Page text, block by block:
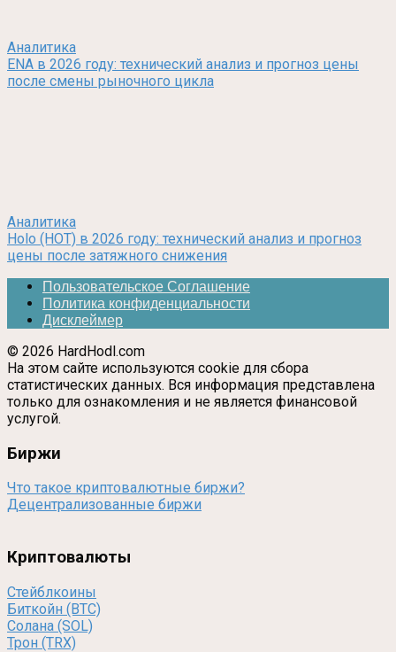
Аналитика
ENA в 2026 году: технический анализ и прогноз цены
после смены рыночного цикла
Аналитика
Holo (HOT) в 2026 году: технический анализ и прогноз
цены после затяжного снижения
Пользовательское Соглашение
Политика конфиденциальности
Дисклеймер
© 2026 HardHodl.com
На этом сайте используются cookie для сбора
статистических данных. Вся информация представлена
только для ознакомления и не является финансовой
услугой.
Биржи
Что такое криптовалютные биржи?
Децентрализованные биржи
Криптовалюты
Стейблкоины
Биткойн (BTC)
Солана (SOL)
Трон (TRX)